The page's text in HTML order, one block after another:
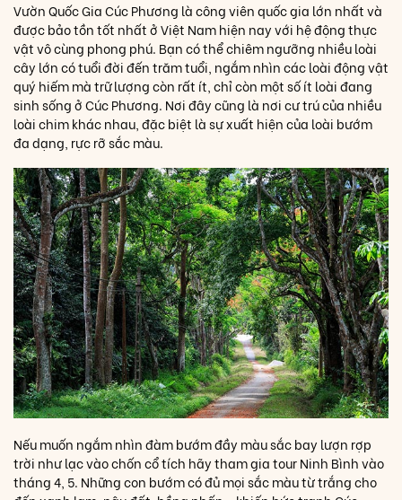
Vườn Quốc Gia Cúc Phương là công viên quốc gia lớn nhất và
được bảo tồn tốt nhất ở Việt Nam hiện nay với hệ động thực
vật vô cùng phong phú. Bạn có thể chiêm ngưỡng nhiều loài
cây lớn có tuổi đời đến trăm tuổi, ngắm nhìn các loài động vật
quý hiếm mà trữ lượng còn rất ít, chỉ còn một số ít loài đang
sinh sống ở Cúc Phương. Nơi đây cũng là nơi cư trú của nhiều
loài chim khác nhau, đặc biệt là sự xuất hiện của loài bướm
đa dạng, rực rỡ sắc màu.
Nếu muốn ngắm nhìn đàm bướm đầy màu sắc bay lượn rợp
trời như lạc vào chốn cổ tích hãy tham gia tour Ninh Bình vào
tháng 4, 5. Những con bướm có đủ mọi sắc màu từ trắng cho